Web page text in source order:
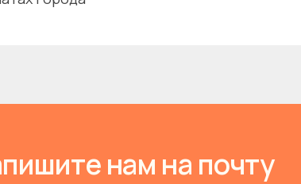
нам на почту